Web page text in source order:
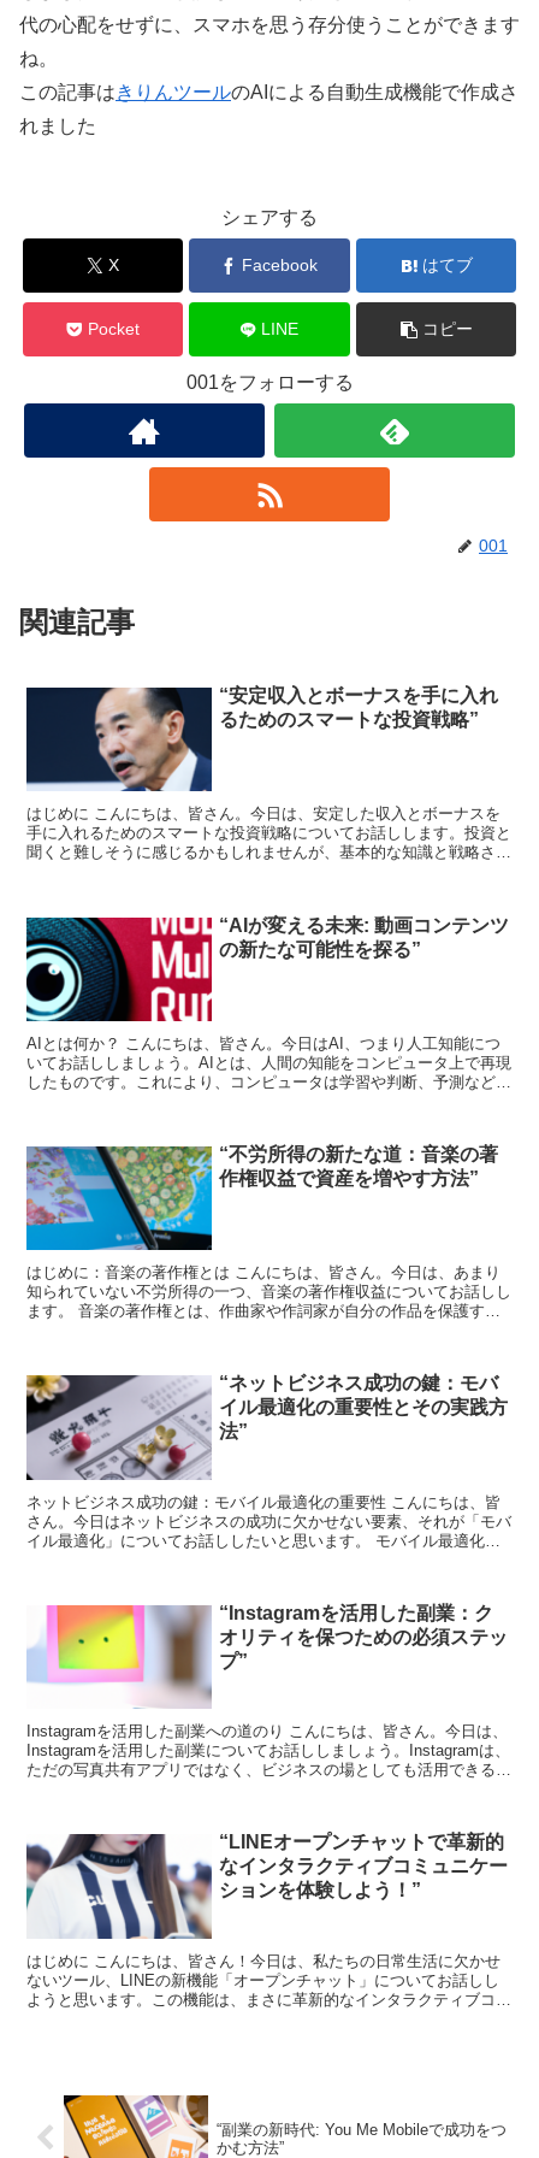
代の心配をせずに、スマホを思う存分使うことができます
ね。
この記事はきりんツールのAIによる自動生成機能で作成さ
れました
シェアする
X Facebook はてブ
Pocket LINE コピー
001をフォローする
001
関連記事
“安定収入とボーナスを手に入れ
るためのスマートな投資戦略”
はじめに こんにちは、皆さん。今日は、安定した収入とボーナスを
手に入れるためのスマートな投資戦略についてお話しします。投資と
聞くと難しそうに感じるかもしれませんが、基本的な知識と戦略さえ
“AIが変える未来: 動画コンテンツ
の新たな可能性を探る”
AIとは何か？ こんにちは、皆さん。今日はAI、つまり人工知能につ
いてお話ししましょう。AIとは、人間の知能をコンピュータ上で再現
したものです。これにより、コンピュータは学習や判断、予測などを
“不労所得の新たな道：音楽の著
作権収益で資産を増やす方法”
はじめに：音楽の著作権とは こんにちは、皆さん。今日は、あまり
知られていない不労所得の一つ、音楽の著作権収益についてお話しし
ます。 音楽の著作権とは、作曲家や作詞家が自分の作品を保護する
“ネットビジネス成功の鍵：モバ
イル最適化の重要性とその実践方
法”
ネットビジネス成功の鍵：モバイル最適化の重要性 こんにちは、皆
さん。今日はネットビジネスの成功に欠かせない要素、それが「モバ
イル最適化」についてお話ししたいと思います。 モバイル最適化と
“Instagramを活用した副業：ク
オリティを保つための必須ステッ
プ”
Instagramを活用した副業への道のり こんにちは、皆さん。今日は、
Instagramを活用した副業についてお話ししましょう。Instagramは、
ただの写真共有アプリではなく、ビジネスの場としても活用できる素
“LINEオープンチャットで革新的
なインタラクティブコミュニケー
ションを体験しよう！”
はじめに こんにちは、皆さん！今日は、私たちの日常生活に欠かせ
ないツール、LINEの新機能「オープンチャット」についてお話しし
ようと思います。この機能は、まさに革新的なインタラクティブコミ
“副業の新時代: You Me Mobileで成功をつ
かむ方法”